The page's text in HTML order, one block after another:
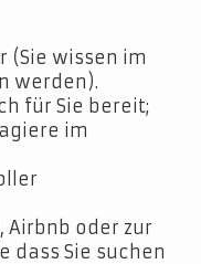
(Sie wissen im
werden).
für Sie bereit;
im
Airbnb oder zur
dass Sie suchen